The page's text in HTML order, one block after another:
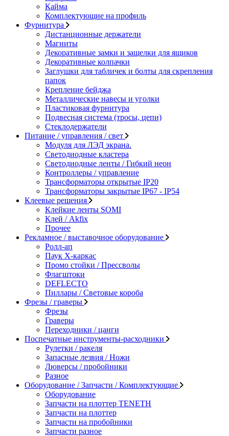
Кайма
Комплектующие на профиль
Фурнитура
Дистанционные держатели
Магниты
Декоративные замки и защелки для ящиков
Декоративные колпачки
Заглушки для табличек и болты для скрепления
папок
Крепление бейджа
Металлические навесы и уголки
Пластиковая фурнитура
Подвесная система (тросы, цепи)
Стеклодержатели
Питание / управления / свет
Модуля для ЛЭД экрана.
Светодиодные кластера
Светодиодные ленты / Гибкий неон
Контроллеры / управление
Трансформаторы открытые IP20
Трансформаторы закрытые IP67 - IP54
Клеевые решения
Клейкие ленты SOMI
Клей / Akfix
Прочее
Рекламное / выставочное оборудование
Ролл-ап
Паук X-каркас
Промо стойки / Прессволы
Флагштоки
DEFLECTO
Пиллары / Световые короба
Фрезы / граверы
Фрезы
Граверы
Переходники / цанги
Поспечатные инструменты-расходники
Рулетки / ракеля
Запасные лезвия / Ножи
Люверсы / пробойники
Разное
Оборудование / Запчасти / Комплектующие
Оборудование
Запчасти на плоттер TENETH
Запчасти на плоттер
Запчасти на пробойники
Запчасти разное